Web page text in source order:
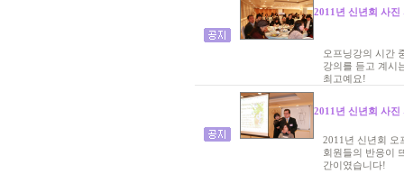
2011년 신년회 사진
오프닝강의 시간
강의를 듣고 계시
최고예요!
2011년 신년회 사진
2011년 신년회 오
회원들의 반응이
간이였습니다!